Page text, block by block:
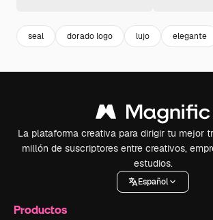
seal dorado logo lujo elegante
La plataforma creativa para dirigir tu mejor
millón de suscriptores entre creativos,
estudios.
Español
Productos